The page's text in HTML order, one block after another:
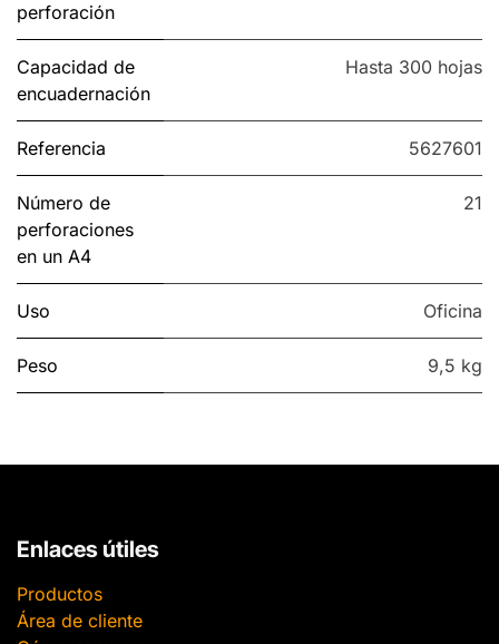
perforación
Capacidad de
encuadernación
Hasta 300 hojas
Referencia 5627601
Número de
perforaciones
en un A4
21
Uso Oficina
Peso 9,5 kg
Enlaces útiles
Productos
Área de cliente